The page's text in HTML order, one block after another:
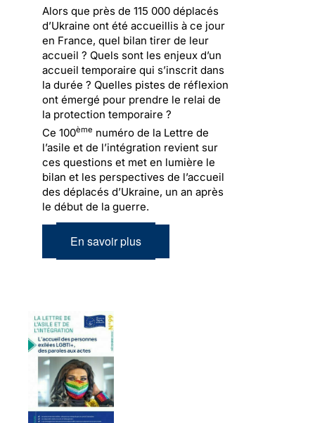
Alors que près de 115 000 déplacés
d’Ukraine ont été accueillis à ce jour
en France, quel bilan tirer de leur
accueil ? Quels sont les enjeux d’un
accueil temporaire qui s’inscrit dans
la durée ? Quelles pistes de réflexion
ont émergé pour prendre le relai de
la protection temporaire ?
Ce 100ème numéro de la Lettre de
l’asile et de l’intégration revient sur
ces questions et met en lumière le
bilan et les perspectives de l’accueil
des déplacés d’Ukraine, un an après
le début de la guerre.
En savoir plus